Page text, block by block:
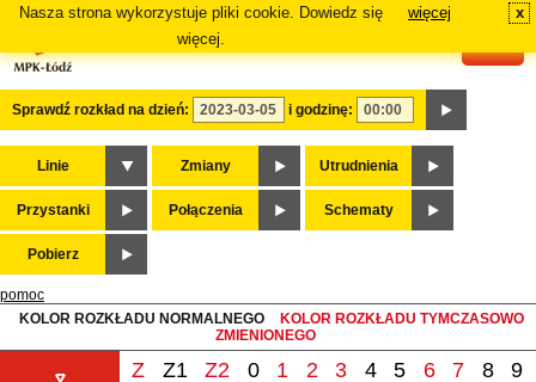
Nasza strona wykorzystuje pliki cookie. Dowiedz się
więcej.
więcej x
Sprawdź rozkład na dzień: i godzinę:
Linie Zmiany Utrudnienia
Przystanki Połączenia Schematy
Pobierz
pomoc
KOLOR ROZKŁADU NORMALNEGO
KOLOR ROZKŁADU TYMCZASOWO
ZMIENIONEGO
Z Z1 Z2 0 1 2 3 4 5 6 7 8
9